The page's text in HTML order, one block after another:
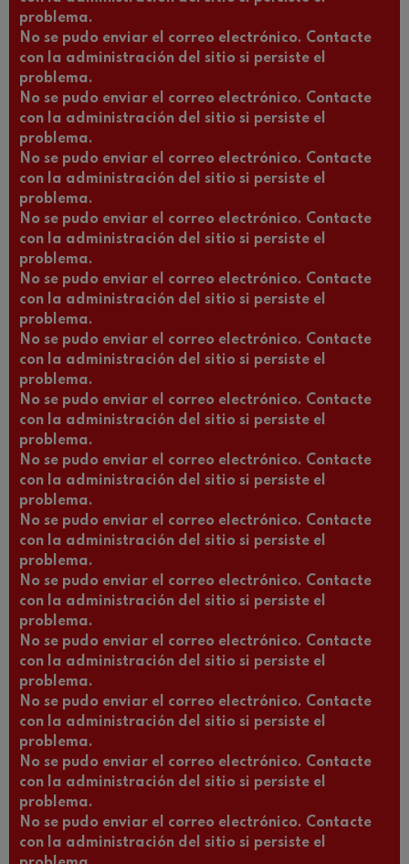
problema.
No se pudo enviar el correo electrónico. Contacte
con la administración del sitio si persiste el
problema.
No se pudo enviar el correo electrónico. Contacte
con la administración del sitio si persiste el
problema.
No se pudo enviar el correo electrónico. Contacte
con la administración del sitio si persiste el
problema.
No se pudo enviar el correo electrónico. Contacte
con la administración del sitio si persiste el
problema.
No se pudo enviar el correo electrónico. Contacte
con la administración del sitio si persiste el
problema.
No se pudo enviar el correo electrónico. Contacte
con la administración del sitio si persiste el
problema.
No se pudo enviar el correo electrónico. Contacte
con la administración del sitio si persiste el
problema.
No se pudo enviar el correo electrónico. Contacte
con la administración del sitio si persiste el
problema.
No se pudo enviar el correo electrónico. Contacte
con la administración del sitio si persiste el
problema.
No se pudo enviar el correo electrónico. Contacte
con la administración del sitio si persiste el
problema.
No se pudo enviar el correo electrónico. Contacte
con la administración del sitio si persiste el
problema.
No se pudo enviar el correo electrónico. Contacte
con la administración del sitio si persiste el
problema.
No se pudo enviar el correo electrónico. Contacte
con la administración del sitio si persiste el
problema.
No se pudo enviar el correo electrónico. Contacte
con la administración del sitio si persiste el